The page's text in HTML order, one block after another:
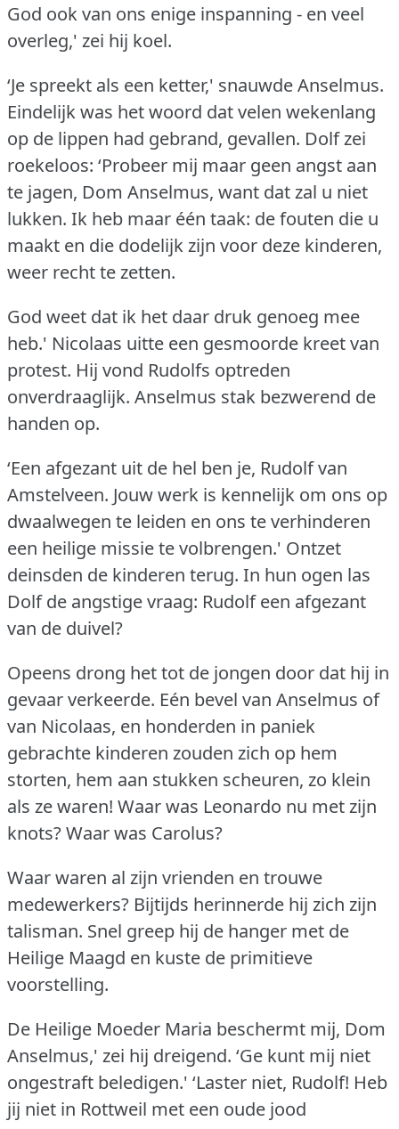
God ook van ons enige inspanning - en veel
overleg,' zei hij koel.
‘Je spreekt als een ketter,' snauwde Anselmus.
Eindelijk was het woord dat velen wekenlang
op de lippen had gebrand, gevallen. Dolf zei
roekeloos: ‘Probeer mij maar geen angst aan
te jagen, Dom Anselmus, want dat zal u niet
lukken. Ik heb maar één taak: de fouten die u
maakt en die dodelijk zijn voor deze kinderen,
weer recht te zetten.
God weet dat ik het daar druk genoeg mee
heb.' Nicolaas uitte een gesmoorde kreet van
protest. Hij vond Rudolfs optreden
onverdraaglijk. Anselmus stak bezwerend de
handen op.
‘Een afgezant uit de hel ben je, Rudolf van
Amstelveen. Jouw werk is kennelijk om ons op
dwaalwegen te leiden en ons te verhinderen
een heilige missie te volbrengen.' Ontzet
deinsden de kinderen terug. In hun ogen las
Dolf de angstige vraag: Rudolf een afgezant
van de duivel?
Opeens drong het tot de jongen door dat hij in
gevaar verkeerde. Eén bevel van Anselmus of
van Nicolaas, en honderden in paniek
gebrachte kinderen zouden zich op hem
storten, hem aan stukken scheuren, zo klein
als ze waren! Waar was Leonardo nu met zijn
knots?Waar was Carolus?
Waar waren al zijn vrienden en trouwe
medewerkers? Bijtijds herinnerde hij zich zijn
talisman. Snel greep hij de hanger met de
Heilige Maagd en kuste de primitieve
voorstelling.
De Heilige Moeder Maria beschermt mij, Dom
Anselmus,' zei hij dreigend. ‘Ge kunt mij niet
ongestraft beledigen.' ‘Laster niet, Rudolf! Heb
jij niet in Rottweil met een oude jood